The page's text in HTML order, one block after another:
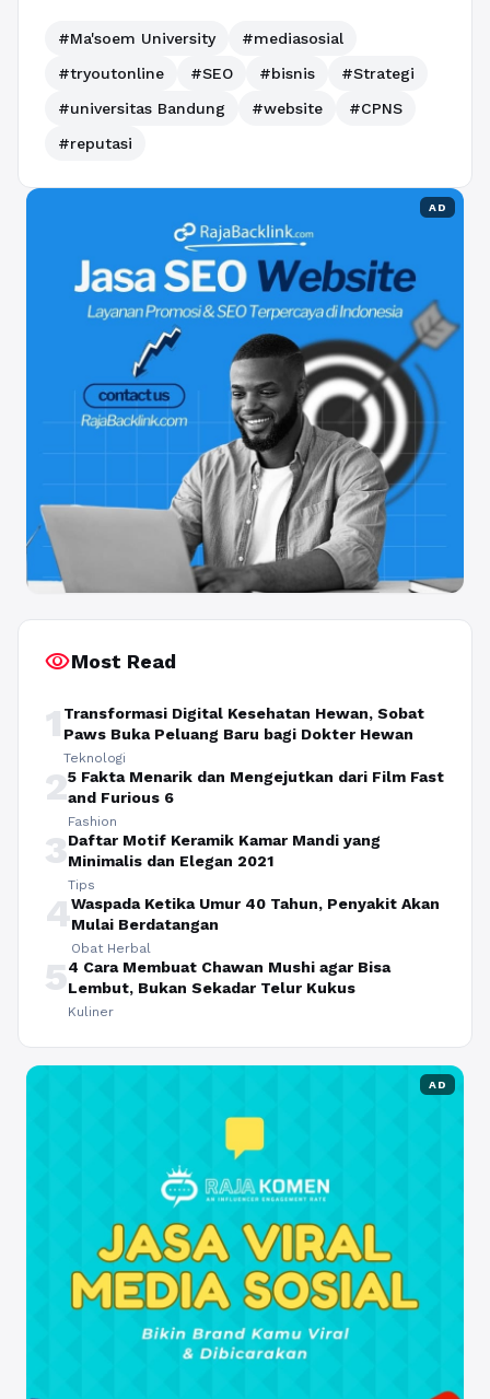
#Ma'soem University
#mediasosial
#tryoutonline
#SEO #bisnis
#Strategi
#universitas Bandung
#website
#CPNS
#reputasi
AD
visibilityMost Read
1 Transformasi Digital Kesehatan Hewan, Sobat
Paws Buka Peluang Baru bagi Dokter Hewan
Teknologi
25 Fakta Menarik dan Mengejutkan dari Film Fast
and Furious 6
Fashion
3Daftar Motif Keramik Kamar Mandi yang
Minimalis dan Elegan 2021
Tips
4Waspada Ketika Umur 40 Tahun, Penyakit Akan
Mulai Berdatangan
Obat Herbal
54 Cara Membuat Chawan Mushi agar Bisa
Lembut, Bukan Sekadar Telur Kukus
Kuliner
AD